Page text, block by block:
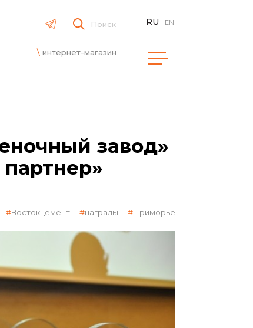
Поиск
интернет-магазин
RU EN
завод»
Востокцемент награды Приморье